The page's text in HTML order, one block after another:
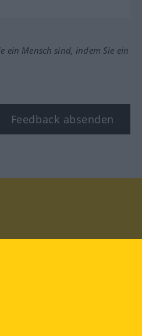
ein Mensch sind, indem Sie ein
Feedback absenden